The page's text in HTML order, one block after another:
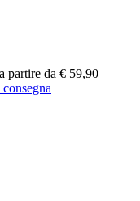
a partire da € 59,90